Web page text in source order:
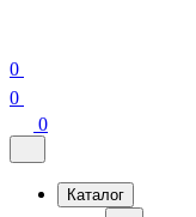
0
0
0
Каталог